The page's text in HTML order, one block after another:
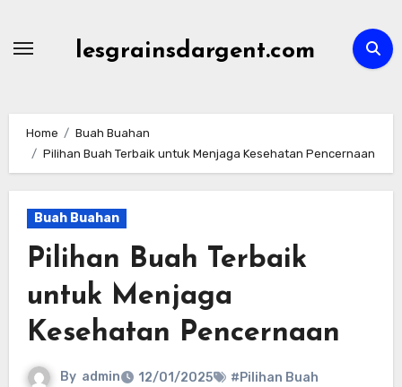
lesgrainsdargent.com
Home
Buah Buahan
Pilihan Buah Terbaik untuk Menjaga Kesehatan Pencernaan
Buah Buahan
Pilihan Buah Terbaik
untuk Menjaga
Kesehatan Pencernaan
By admin 12/01/2025 #Pilihan Buah